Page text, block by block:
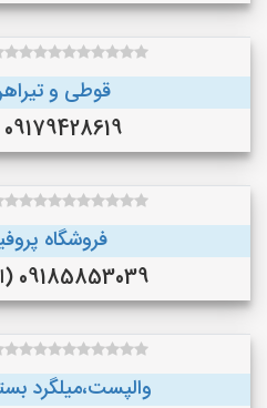
قوطی و تیراهن ۱۴
09179428619 (دهدشت)
فروشگاه
09185853039 (اسلام‌آباد غرب)
والپست،میلگرد